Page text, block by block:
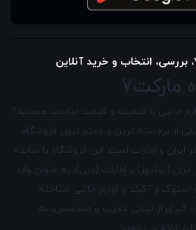
مارکت7
جانبی با کیفیت و قیمت مناسب هستید؟
اینترنتی مارکت7 یکی از برجسته ترین و معتبرترین فروشگاه
ایران و امارات است. این فروشگاه با سابقه
(بوشهر) و امارات (دبی)، به عنوان وارد
و آکبند و لوازم جانبی شناخته
گیری از تیمی مجرب و متخصص، به